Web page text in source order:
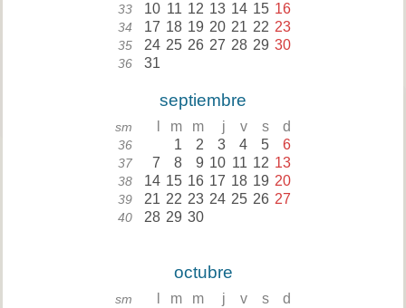
33 10 11 12 13 14 15 16
34 17 18 19 20 21 22 23
35 24 25 26 27 28 29 30
36 31
septiembre
sm m m j v s d
36 1 2 3 4 5 6
37 7 8 9 10 11 12 13
38 14 15 16 17 18 19 20
39 21 22 23 24 25 26 27
40 28 29 30
octubre
sm m m j v s d